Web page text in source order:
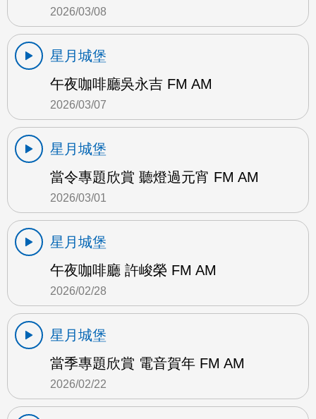
2026/03/08
星月城堡
午夜咖啡廳吳永吉 FM AM
2026/03/07
星月城堡
當令專題欣賞 聽燈過元宵 FM AM
2026/03/01
星月城堡
午夜咖啡廳 許峻榮 FM AM
2026/02/28
星月城堡
當季專題欣賞 電音賀年 FM AM
2026/02/22